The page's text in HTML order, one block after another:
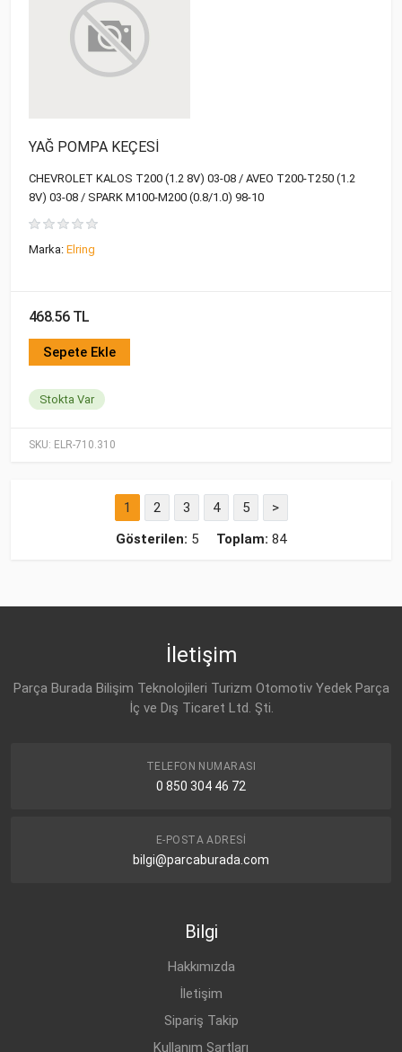
SKU: ELR-710.310
YAĞ POMPA KEÇESİ
CHEVROLET KALOS T200 (1.2 8V) 03-08 / AVEO T200-T250 (1.2
8V) 03-08 / SPARK M100-M200 (0.8/1.0) 98-10
Marka: Elring
468.56 TL
Sepete Ekle
Stokta Var
1 2 3 4 5
>
Gösterilen: 5 Toplam: 84
İletişim
Parça Burada Bilişim Teknolojileri Turizm Otomotiv Yedek Parça
İç ve Dış Ticaret Ltd. Şti.
TELEFON NUMARASI
0 850 304 46 72
E-POSTA ADRESI
bilgi@parcaburada.com
Bilgi
Hakkımızda
İletişim
Sipariş Takip
Kullanım Şartları